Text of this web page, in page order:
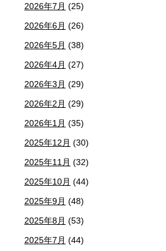
2026年7月 (25)
2026年6月 (26)
2026年5月 (38)
2026年4月 (27)
2026年3月 (29)
2026年2月 (29)
2026年1月 (35)
2025年12月 (30)
2025年11月 (32)
2025年10月 (44)
2025年9月 (48)
2025年8月 (53)
2025年7月 (44)